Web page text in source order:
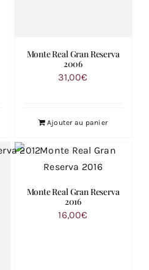
Monte Real Gran Reserva
2006
31,00€
Ajouter au panier
Monte Real Gran Reserva
2016
16,00€